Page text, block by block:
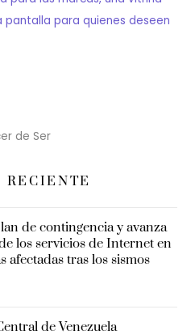
para quienes deseen
de Ser
RECIENTE
de contingencia y avanza
los servicios de Internet en
afectadas tras los sismos
de Venezuela